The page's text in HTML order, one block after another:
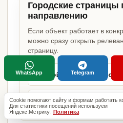
Городские страницы
направлению
Если объект работает в
можно сразу открыть
страницу.
Мясной магазин в Москве
Мясной магазин в Санкт-
Cookie помогают сайту и формам работать
Для статистики посещений используем
Яндекс.Метрику. Политика
WhatsApp Telegram